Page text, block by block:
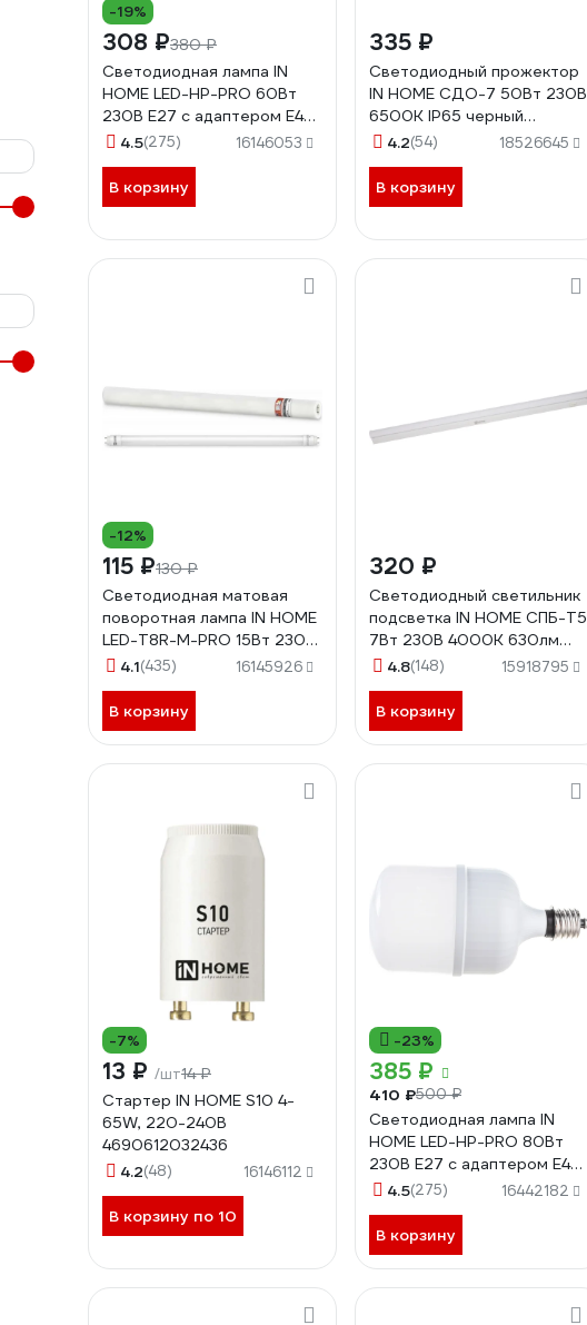
-19%
308 ₽380 ₽
Светодиодная лампа IN
HOME LED-HP-PRO 60Вт
230В E27 с адаптером Е40
6500К 5700Лм
4.5(275) 16146053
В корзину
335 ₽
Светодиодный прожектор
IN HOME СДО-7 50Вт 230В
6500К IP65 черный
4690612034638
4.2(54) 18526645
В корзину
-12%
115 ₽130 ₽
Светодиодная матовая
поворотная лампа IN HOME
LED-T8R-М-PRO 15Вт 230В
G13R 4000К 1500Лм
4.1(435) 16145926
В корзину
320 ₽
Светодиодный светильник
подсветка IN HOME СПБ-Т5
7Вт 230B 4000К 630лм
600мм 4690612003030
4.8(148) 15918795
В корзину
-7%
13 ₽ /шт14 ₽
Стартер IN HOME S10 4-
65W, 220-240В
4690612032436
4.2(48) 16146112
В корзину по 10
-23%
385 ₽
410 ₽500 ₽
Светодиодная лампа IN
HOME LED-HP-PRO 80Вт
230В E27 с адаптером Е40
6500К 7200Лм
4.5(275) 16442182
В корзину